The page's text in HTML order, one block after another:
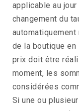
applicable au
changement du
de la boutique
prix doit être
moment, les
considérées
Si une ou